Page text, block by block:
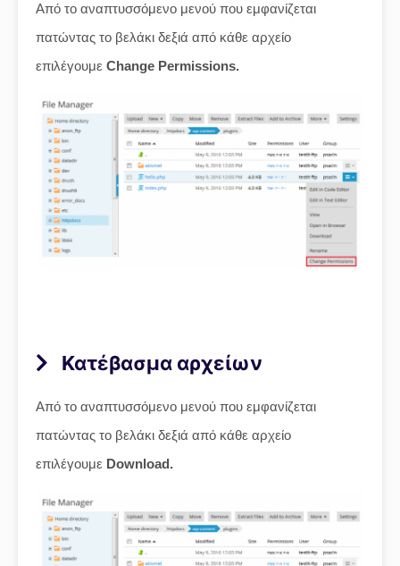
Από το αναπτυσσόμενο μενού που εμφανίζεται
πατώντας το βελάκι δεξιά από κάθε αρχείο
επιλέγουμε Change Permissions.
Κατέβασμα αρχείων
Από το αναπτυσσόμενο μενού που εμφανίζεται
πατώντας το βελάκι δεξιά από κάθε αρχείο
επιλέγουμε Download.